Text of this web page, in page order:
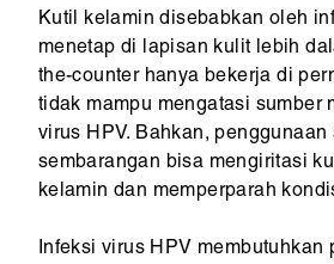
Kutil kelamin disebabkan oleh
menetap di lapisan kulit lebih
the-counter hanya bekerja di
tidak mampu mengatasi sumber
virus HPV. Bahkan, penggunaan
sembarangan bisa mengiritasi
kelamin dan memperparah
Infeksi virus HPV membutuhkan